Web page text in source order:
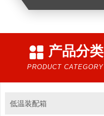
产品分类
PRODUCT CATEGORY
低温装配箱